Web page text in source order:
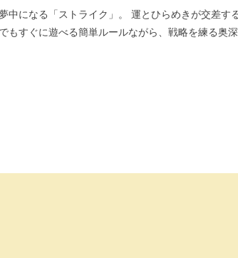
中になる「ストライク」。 運とひらめきが交差す
もすぐに遊べる簡単ルールながら、戦略を練る奥